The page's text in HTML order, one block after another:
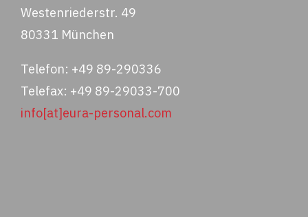
Westenriederstr. 49
80331 München
Telefon: +49 89-290336
Telefax: +49 89-29033-700
info[at]eura-personal.com